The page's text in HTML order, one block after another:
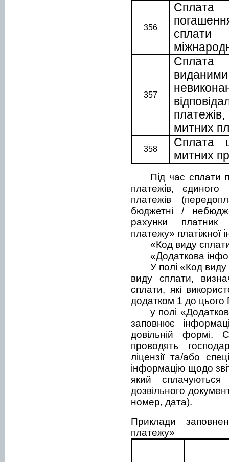
356
сплати
357
Сплата
митних
358
Сплата
митних
Під час сплати
платежів, єдиного
платежів
бюджетні /
рахунки платник
платежу» платіжної
«Код виду
«Додаткова
У полі «Код
виду сплати,
сплати, які
додатком 1 до цього
у полі
заповнює
довільній формі.
проводять
ліцензії та/або
інформацію щодо
який сплачуються
дозвільного
номер, дата).
Приклади
платежу»